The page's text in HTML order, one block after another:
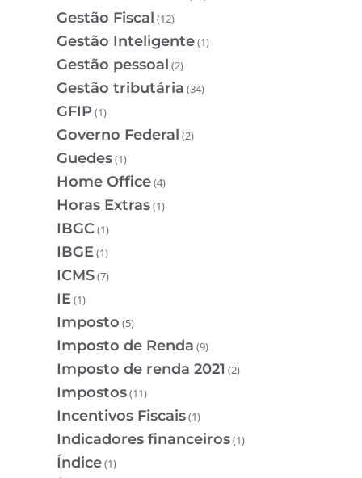
Gestão Fiscal (12)
Gestão Inteligente(1)
Gestão pessoal (2)
Gestão tributária (34)
GFIP(1)
Governo Federal (2)
Guedes(1)
Home Office(4)
Horas Extras(1)
IBGC(1)
IBGE(1)
ICMS(7)
IE(1)
Imposto (5)
Imposto de Renda (9)
Imposto de renda 2021 (2)
Impostos(11)
Incentivos Fiscais(1)
Indicadores financeiros(1)
Índice(1)